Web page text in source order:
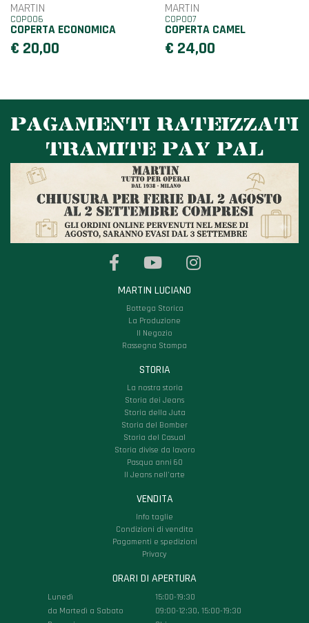
MARTIN
COP006
COPERTA ECONOMICA
€ 20,00
MARTIN
COP007
COPERTA CAMEL
€ 24,00
PAGAMENTI RATEIZZATI
TRAMITE PAY PAL
MARTIN LUCIANO
Bottega Storica
La Produzione
Il Negozio
Rassegna Stampa
STORIA
La nostra storia
Storia dei Jeans
Storia della Juta
Storia del Bomber
Storia del Casual
Storia divise da lavoro
Pasqua anni 60
Il Jeans nell'arte
VENDITA
Info taglie
Condizioni di vendita
Pagamenti e spedizioni
Privacy
ORARI DI APERTURA
Lunedì
15:00-19:30
da Martedì a Sabato
09:00-12:30, 15:00-19:30